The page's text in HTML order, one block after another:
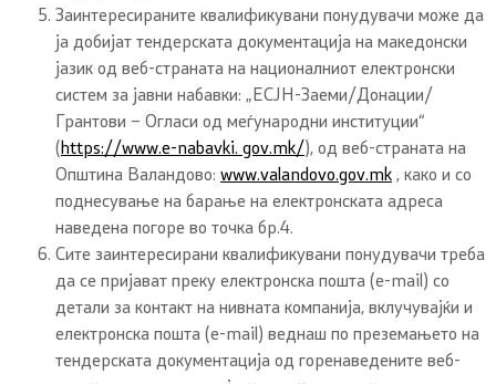
Заинтересираните квалификувани понудувачи може да
ја добијат тендерската документација на македонски
јазик од веб-страната на националниот електронски
систем за јавни набавки: „ЕСЈН-Заеми/Донации/
Грантови – Огласи од меѓународни институции“
( https://www.e-nabavki. gov.mk/), од веб-страната на
Општина Валандово: www.valandovo.gov.mk , како и со
поднесување на барање на електронската адреса
наведена погоре во точка бр.4.
Сите заинтересирани квалификувани понудувачи треба
да се пријават преку електронска пошта (e-mail) со
детали за контакт на нивната компанија, вклучувајќи и
електронска пошта (e-mail) веднаш по преземањето на
тендерската документација од горенаведените веб-